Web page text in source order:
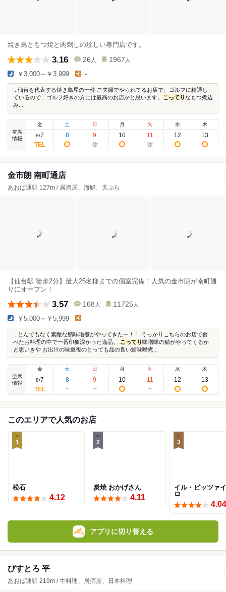
焼き鳥ともつ焼と肉刺しの珍しい専門店です。
3.16 26 人 1967 人
￥3,000～￥3,999 -
...仙台を代表する焼き鳥屋の一件 ご夫婦でやられてるお店で、ゴルフに精通し
ているので、ゴルフ好きの方には最高のお店かと思います。 こってりなもつ煮込
み...
空席
情報
金
8/7
土
8
日
9
月
10
火
11
水
12
木
13
金市朗 南町通店
あおば通駅 127m / 居酒屋、海鮮、天ぷら
【仙台駅 徒歩2分】最大25名様までの個室完備！人気の金市朗が南町通
りにオープン！
3.57 168 人 11725 人
￥5,000～￥5,999 -
...とんでもなく素敵な鯖味噌煮がやってきたー！！ うっかりこちらのお店で食
べたお料理の中で一番印象深かった逸品。 こってり 味噌味の鯖がやってくるか
と思いきや お出汁の味重視のとっても品の良い鯖味噌煮...
空席
情報
金
8/7
土
8
日
9
月
10
火
11
水
12
木
13
このエリアで人気のお店
1
松石
4.12
2
炭焼 おかげさん
4.11
3
イル・ピッツァ
ロ
4.04
アプリに切り替える
びすとろ 平
あおば通駅 219m / 牛料理、居酒屋、日本料理